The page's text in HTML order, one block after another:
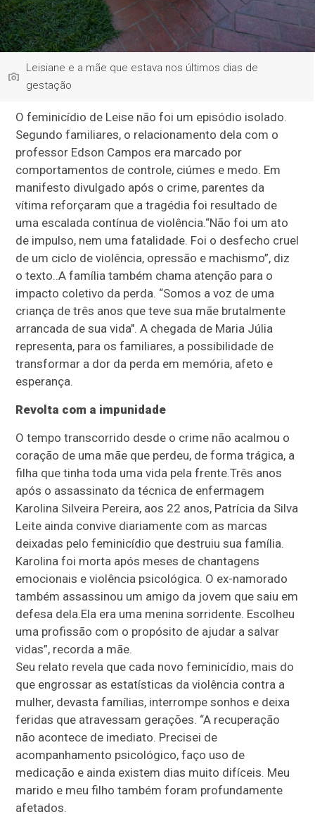
Leisiane e a mãe que estava nos últimos dias de
gestação
O feminicídio de Leise não foi um episódio isolado.
Segundo familiares, o relacionamento dela com o
professor Edson Campos era marcado por
comportamentos de controle, ciúmes e medo. Em
manifesto divulgado após o crime, parentes da
vítima reforçaram que a tragédia foi resultado de
uma escalada contínua de violência.“Não foi um ato
de impulso, nem uma fatalidade. Foi o desfecho cruel
de um ciclo de violência, opressão e machismo”, diz
o texto..A família também chama atenção para o
impacto coletivo da perda. “Somos a voz de uma
criança de três anos que teve sua mãe brutalmente
arrancada de sua vida". A chegada de Maria Júlia
representa, para os familiares, a possibilidade de
transformar a dor da perda em memória, afeto e
esperança.
Revolta com a impunidade
O tempo transcorrido desde o crime não acalmou o
coração de uma mãe que perdeu, de forma trágica, a
filha que tinha toda uma vida pela frente.Três anos
após o assassinato da técnica de enfermagem
Karolina Silveira Pereira, aos 22 anos, Patrícia da Silva
Leite ainda convive diariamente com as marcas
deixadas pelo feminicídio que destruiu sua família.
Karolina foi morta após meses de chantagens
emocionais e violência psicológica. O ex-namorado
também assassinou um amigo da jovem que saiu em
defesa dela.Ela era uma menina sorridente. Escolheu
uma profissão com o propósito de ajudar a salvar
vidas”, recorda a mãe.
Seu relato revela que cada novo feminicídio, mais do
que engrossar as estatísticas da violência contra a
mulher, devasta famílias, interrompe sonhos e deixa
feridas que atravessam gerações. “A recuperação
não acontece de imediato. Precisei de
acompanhamento psicológico, faço uso de
medicação e ainda existem dias muito difíceis. Meu
marido e meu filho também foram profundamente
afetados.